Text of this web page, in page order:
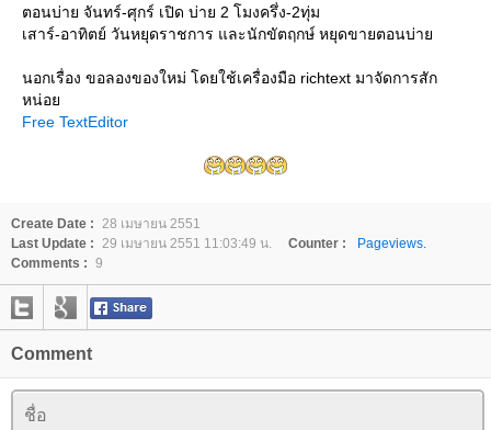
ตอนบ่าย จันทร์-ศุกร์ เปิด บ่าย 2 โมงครึ่ง-2ทุ่ม
เสาร์-อาทิตย์ วันหยุดราชการ และนักขัตฤกษ์ หยุดขายตอนบ่าย
นอกเรื่อง ขอลองของใหม่ โดยใช้เครื่องมือ richtext มาจัดการสัก
หน่อย
Free TextEditor
Create Date :
28 เมษายน 2551
Last Update :
29 เมษายน 2551 11:03:49 น. Counter :
Pageviews.
Comments : 9
Comment